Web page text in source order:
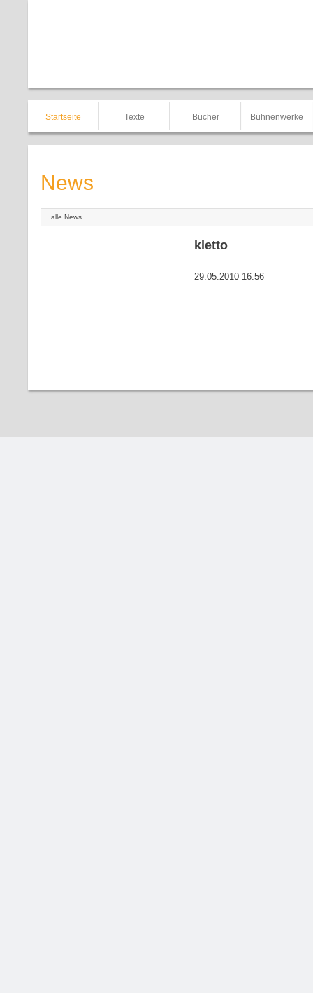
Startseite Texte Bücher Bühnenwerke
News
alle News
kletto
29.05.2010 16:56